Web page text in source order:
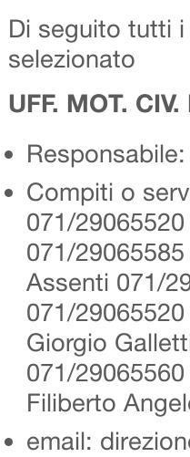
Di seguito tutti
selezionato
UFF. MOT.
Compiti o
071/
071/
Assenti 071/
071/
Giorgio
071/
Filiberto
email: